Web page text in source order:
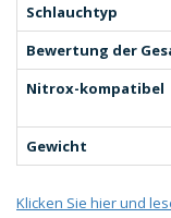
Schlauchtyp
Bewertung der
Nitrox-kompatibel
Gewicht
Klicken Sie hier und